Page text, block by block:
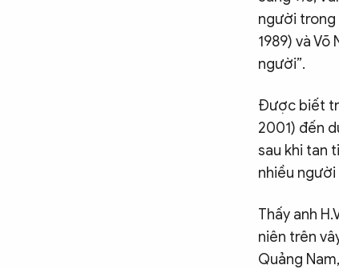
người trong
1989) và Võ
người”.
Được biết
2001) đến
sau khi tan
nhiều người
Thấy anh
niên trên
Quảng